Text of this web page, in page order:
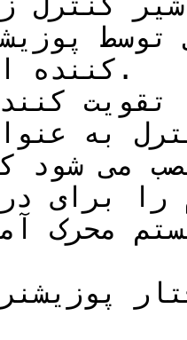
کننده
محرک